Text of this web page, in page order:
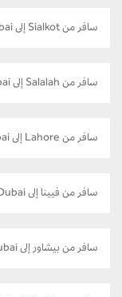
سافر من Sialkot إلى Dubai
سافر من Salalah إلى Dubai
سافر من Lahore إلى Dubai
سافر من فيينا إلى Dubai
سافر من بيشاور إلى Dubai